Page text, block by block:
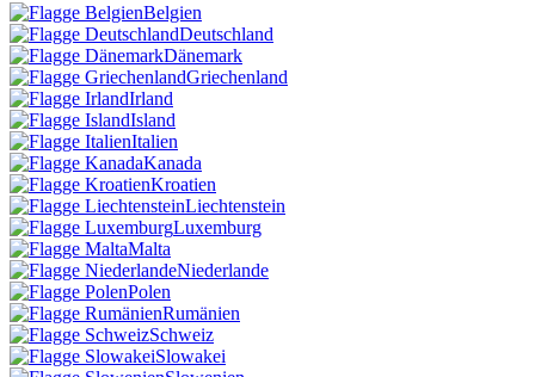
Belgien
Deutschland
Dänemark
Griechenland
Irland
Island
Italien
Kanada
Kroatien
Liechtenstein
Luxemburg
Malta
Niederlande
Polen
Rumänien
Schweiz
Slowakei